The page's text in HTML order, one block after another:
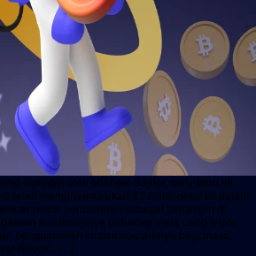
dipimpin oleh Michael Saylor, baru-baru ini
telah menginvestasikan 42 miliar dolar ke dalam
posisi perusahaan sebagai pemimpin di
komitmennya terhadap mata uang kripto.
pengumuman ini dan apa artinya bagi masa
Bitcoin. […]